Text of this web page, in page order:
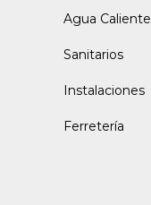
Agua Caliente
Sanitarios
Instalaciones
Ferretería